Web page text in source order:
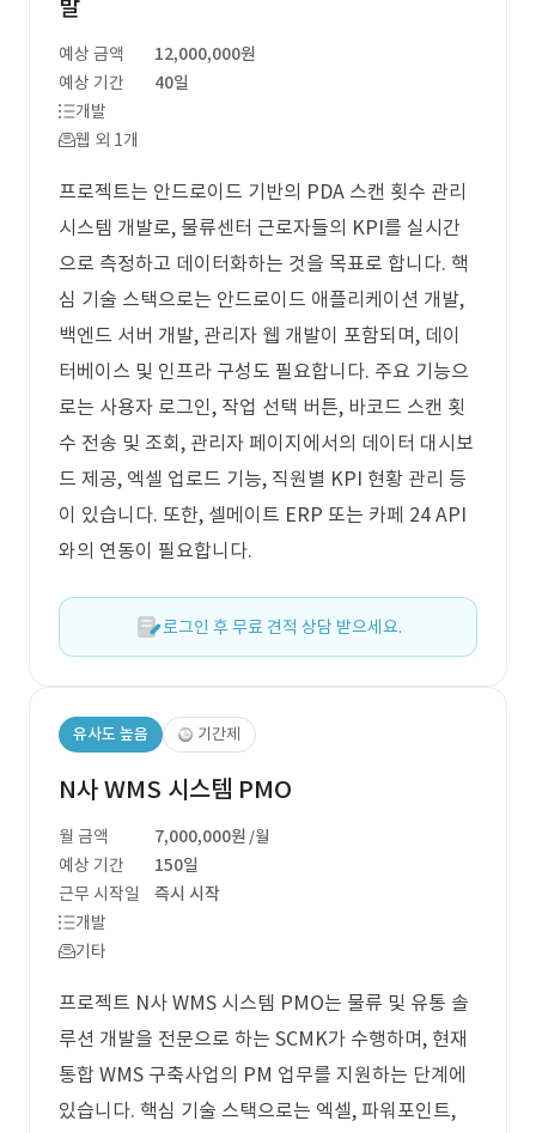
발
예상 금액
12,000,000원
예상 기간
40일
개발
웹 외 1개
프로젝트는 안드로이드 기반의 PDA 스캔 횟수 관리
시스템 개발로, 물류센터 근로자들의 KPI를 실시간
으로 측정하고 데이터화하는 것을 목표로 합니다. 핵
심 기술 스택으로는 안드로이드 애플리케이션 개발,
백엔드 서버 개발, 관리자 웹 개발이 포함되며, 데이
터베이스 및 인프라 구성도 필요합니다. 주요 기능으
로는 사용자 로그인, 작업 선택 버튼, 바코드 스캔 횟
수 전송 및 조회, 관리자 페이지에서의 데이터 대시보
드 제공, 엑셀 업로드 기능, 직원별 KPI 현황 관리 등
이 있습니다. 또한, 셀메이트 ERP 또는 카페 24 API
와의 연동이 필요합니다.
로그인 후 무료 견적 상담 받으세요.
유사도 높음 기간제
N사 WMS 시스템 PMO
월 금액 7,000,000원 /월
예상 기간
150일
근무 시작일
즉시 시작
개발
기타
프로젝트 N사 WMS 시스템 PMO는 물류 및 유통 솔
루션 개발을 전문으로 하는 SCMK가 수행하며, 현재
통합 WMS 구축사업의 PM 업무를 지원하는 단계에
있습니다. 핵심 기술 스택으로는 엑셀, 파워포인트,